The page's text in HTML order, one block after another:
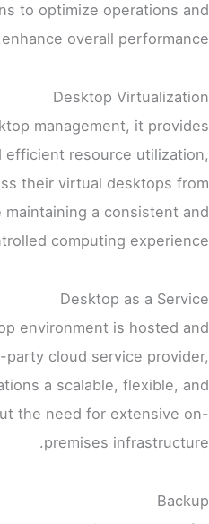
to optimize operations and
enhance overall performance.
Desktop Virtualization
management, it provides
efficient resource utilization,
their virtual desktops from
a consistent and
computing experience.
Desktop as a Service
environment is hosted and
party cloud service provider,
a scalable, flexible, and
the need for extensive on-
premises infrastructure.
Backup